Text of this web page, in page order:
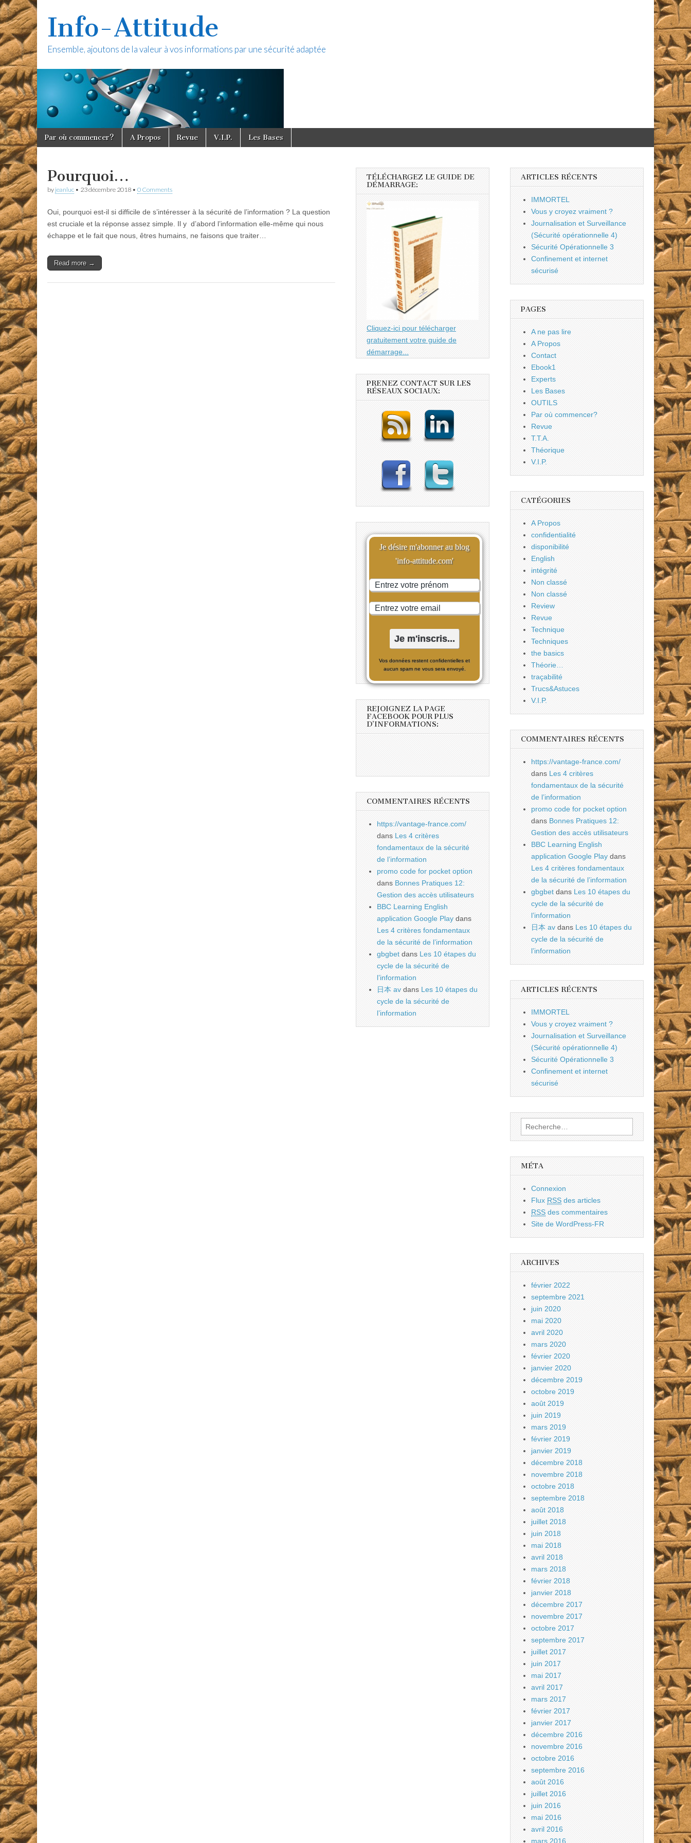
Info-Attitude
Ensemble, ajoutons de la valeur à vos informations par une sécurité adaptée
Main menu
Skip to content
Par où commencer? A Propos Revue V.I.P. Les Bases
Pourquoi…
by jeanluc • 23 décembre 2018 • 0 Comments
Oui, pourquoi est-il si difficile de s’intéresser à la sécurité de l’information ? La question
est cruciale et la réponse assez simple. Il y d’abord l’information elle-même qui nous
échappe et le fait que nous, êtres humains, ne faisons que traiter…
Read more →
TÉLÉCHARGEZ LE GUIDE DE
DÉMARRAGE:
Cliquez-ici pour télécharger
gratuitement votre guide de
démarrage...
PRENEZ CONTACT SUR LES
RÉSEAUX SOCIAUX:
Je désire m'abonner au blog
'info-attitude.com'
Vos données restent confidentielles et
aucun spam ne vous sera envoyé.
REJOIGNEZ LA PAGE
FACEBOOK POUR PLUS
D’INFORMATIONS:
COMMENTAIRES RÉCENTS
https://vantage-france.com/
dans Les 4 critères
fondamentaux de la sécurité
de l’information
promo code for pocket option
dans Bonnes Pratiques 12:
Gestion des accès utilisateurs
BBC Learning English
application Google Play dans
Les 4 critères fondamentaux
de la sécurité de l’information
gbgbet dans Les 10 étapes du
cycle de la sécurité de
l’information
日本 av dans Les 10 étapes du
cycle de la sécurité de
l’information
ARTICLES RÉCENTS
IMMORTEL
Vous y croyez vraiment ?
Journalisation et Surveillance
(Sécurité opérationnelle 4)
Sécurité Opérationnelle 3
Confinement et internet
sécurisé
PAGES
A ne pas lire
A Propos
Contact
Ebook1
Experts
Les Bases
OUTILS
Par où commencer?
Revue
T.T.A.
Théorique
V.I.P.
CATÉGORIES
A Propos
confidentialité
disponibilité
English
intégrité
Non classé
Non classé
Review
Revue
Technique
Techniques
the basics
Théorie…
traçabilité
Trucs&Astuces
V.I.P.
COMMENTAIRES RÉCENTS
https://vantage-france.com/
dans Les 4 critères
fondamentaux de la sécurité
de l’information
promo code for pocket option
dans Bonnes Pratiques 12:
Gestion des accès utilisateurs
BBC Learning English
application Google Play dans
Les 4 critères fondamentaux
de la sécurité de l’information
gbgbet dans Les 10 étapes du
cycle de la sécurité de
l’information
日本 av dans Les 10 étapes du
cycle de la sécurité de
l’information
ARTICLES RÉCENTS
IMMORTEL
Vous y croyez vraiment ?
Journalisation et Surveillance
(Sécurité opérationnelle 4)
Sécurité Opérationnelle 3
Confinement et internet
sécurisé
Rechercher :
MÉTA
Connexion
Flux RSS des articles
RSS des commentaires
Site de WordPress-FR
ARCHIVES
février 2022
septembre 2021
juin 2020
mai 2020
avril 2020
mars 2020
février 2020
janvier 2020
décembre 2019
octobre 2019
août 2019
juin 2019
mars 2019
février 2019
janvier 2019
décembre 2018
novembre 2018
octobre 2018
septembre 2018
août 2018
juillet 2018
juin 2018
mai 2018
avril 2018
mars 2018
février 2018
janvier 2018
décembre 2017
novembre 2017
octobre 2017
septembre 2017
juillet 2017
juin 2017
mai 2017
avril 2017
mars 2017
février 2017
janvier 2017
décembre 2016
novembre 2016
octobre 2016
septembre 2016
août 2016
juillet 2016
juin 2016
mai 2016
avril 2016
mars 2016